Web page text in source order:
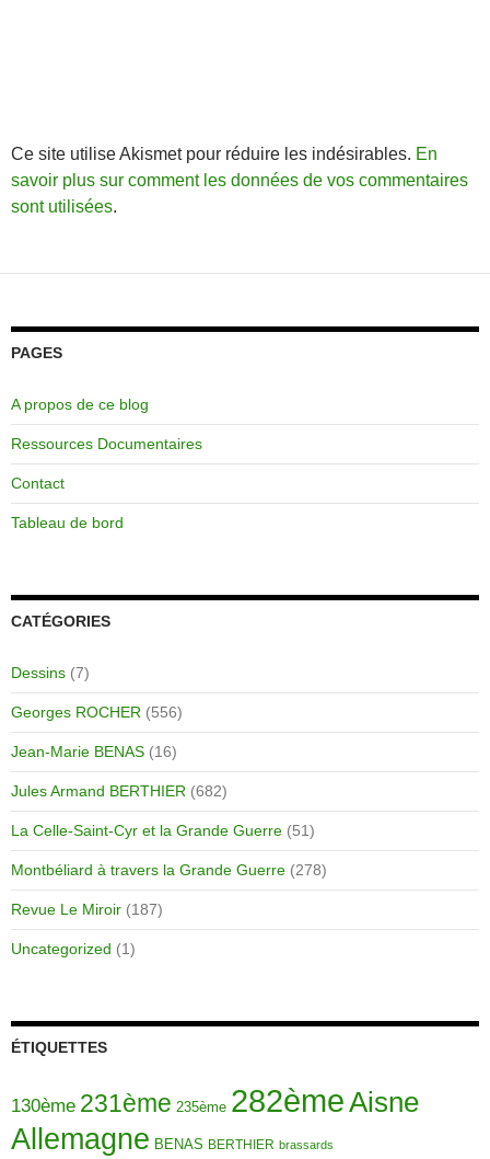
Ce site utilise Akismet pour réduire les indésirables. En
savoir plus sur comment les données de vos commentaires
sont utilisées.
PAGES
A propos de ce blog
Ressources Documentaires
Contact
Tableau de bord
CATÉGORIES
Dessins (7)
Georges ROCHER (556)
Jean-Marie BENAS (16)
Jules Armand BERTHIER (682)
La Celle-Saint-Cyr et la Grande Guerre (51)
Montbéliard à travers la Grande Guerre (278)
Revue Le Miroir (187)
Uncategorized (1)
ÉTIQUETTES
130ème 231ème 235ème 282èmeAisne
Allemagne BENAS BERTHIER brassards